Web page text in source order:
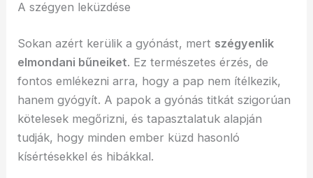
A szégyen leküzdése
Sokan azért kerülik a gyónást, mert szégyenlik
elmondani bűneiket. Ez természetes érzés, de
fontos emlékezni arra, hogy a pap nem ítélkezik,
hanem gyógyít. A papok a gyónás titkát szigorúan
kötelesek megőrizni, és tapasztalatuk alapján
tudják, hogy minden ember küzd hasonló
kísértésekkel és hibákkal.